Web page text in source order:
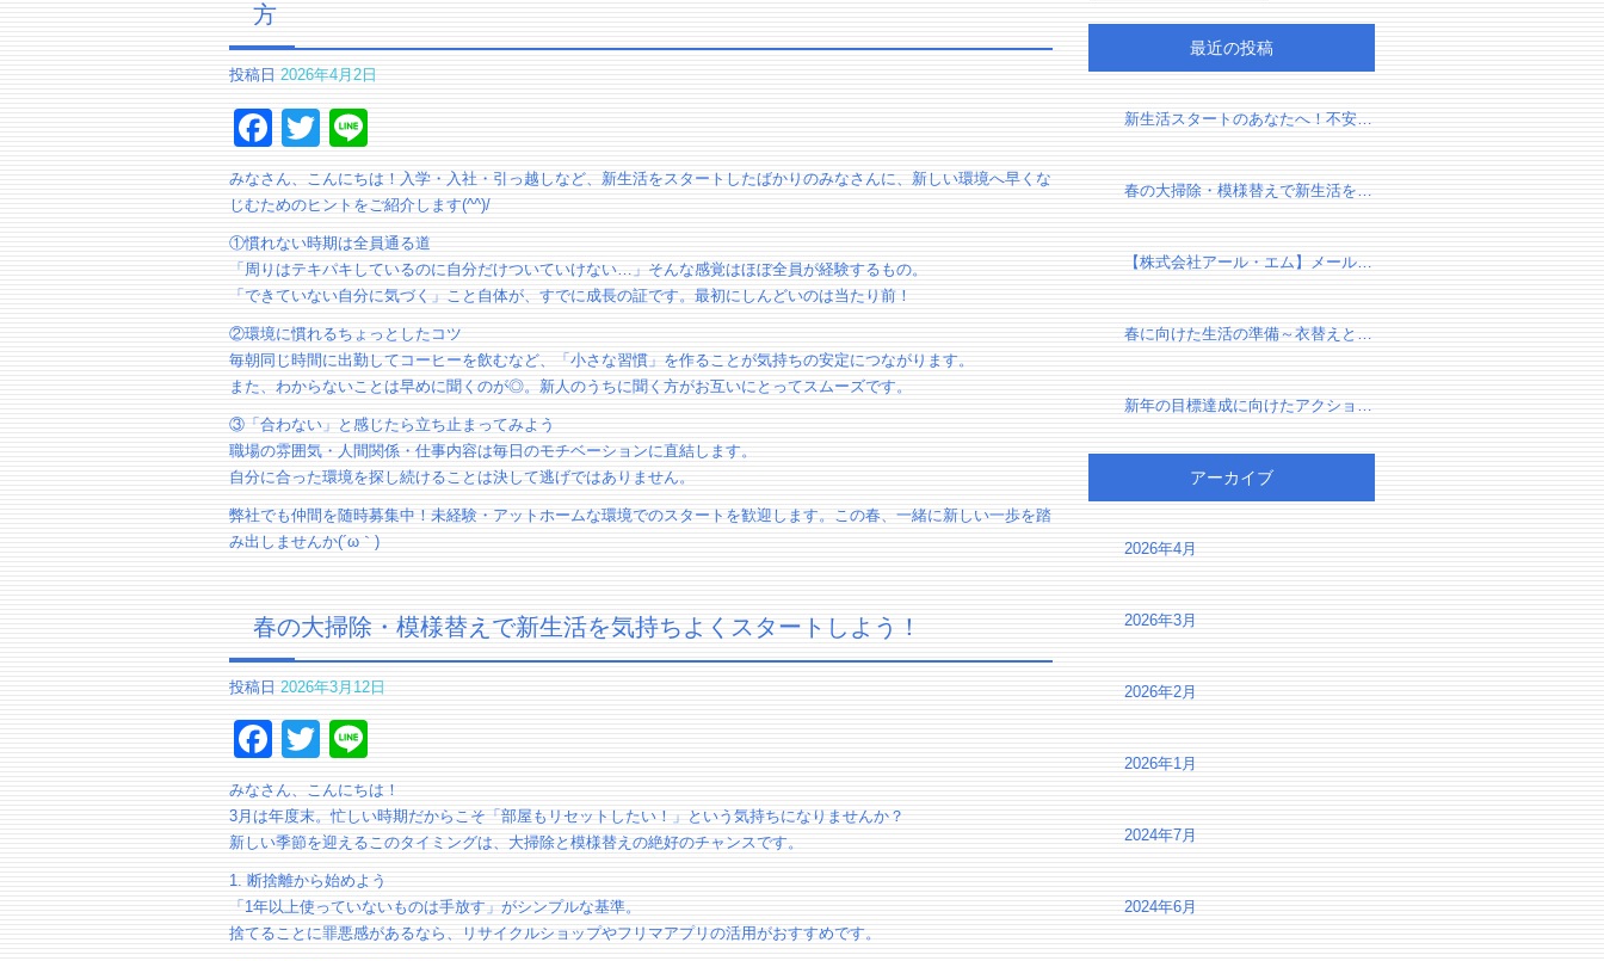
方
投稿日 2026年4月2日
Facebook
Twitter
みなさん、こんにちは！入学・入社・引っ越しなど、新生活をスタートしたばかりのみなさんに、新しい環境へ早くな
じむためのヒントをご紹介します(^^)/
①慣れない時期は全員通る道
「周りはテキパキしているのに自分だけついていけない…」そんな感覚はほぼ全員が経験するもの。
「できていない自分に気づく」こと自体が、すでに成長の証です。最初にしんどいのは当たり前！
②環境に慣れるちょっとしたコツ
毎朝同じ時間に出勤してコーヒーを飲むなど、「小さな習慣」を作ることが気持ちの安定につながります。
また、わからないことは早めに聞くのが◎。新人のうちに聞く方がお互いにとってスムーズです。
③「合わない」と感じたら立ち止まってみよう
職場の雰囲気・人間関係・仕事内容は毎日のモチベーションに直結します。
自分に合った環境を探し続けることは決して逃げではありません。
弊社でも仲間を随時募集中！未経験・アットホームな環境でのスタートを歓迎します。この春、一緒に新しい一歩を踏
み出しませんか(´ω｀)
春の大掃除・模様替えで新生活を気持ちよくスタートしよう！
投稿日 2026年3月12日
Facebook
Twitter
みなさん、こんにちは！
3月は年度末。忙しい時期だからこそ「部屋もリセットしたい！」という気持ちになりませんか？
新しい季節を迎えるこのタイミングは、大掃除と模様替えの絶好のチャンスです。
1. 断捨離から始めよう
「1年以上使っていないものは手放す」がシンプルな基準。
捨てることに罪悪感があるなら、リサイクルショップやフリマアプリの活用がおすすめです。
最近の投稿
新生活スタートのあなたへ！不安を自信に変える、新しい環境での過ごし方
春の大掃除・模様替えで新生活を気持ちよくスタートしよう！
【株式会社アール・エム】メール設定確認のお願い（有限会社千葉リフォーム様）
春に向けた生活の準備～衣替えと断捨離で心身をリセット～
新年の目標達成に向けたアクションプラン～夢を実現するための第一歩～
アーカイブ
2026年4月
2026年3月
2026年2月
2026年1月
2024年7月
2024年6月